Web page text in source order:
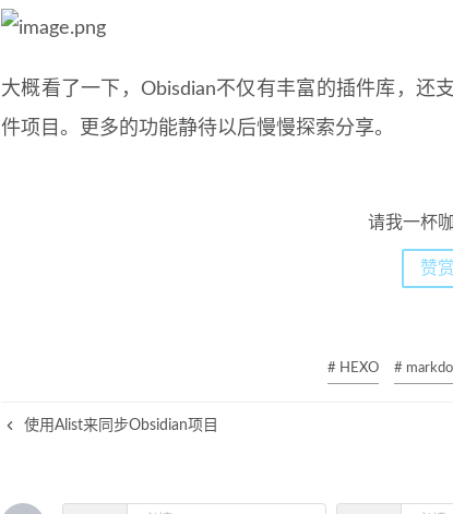
大概看了一下，Obisdian不仅有丰富的插件库，还
件项目。更多的功能静待以后慢慢探索分享。
请我一杯
赞赏
# HEXO #
使用Alist来同步Obsidian项目